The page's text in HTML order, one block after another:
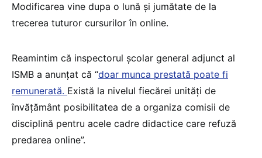
Modificarea vine dupa o lună și jumătate de la
trecerea tuturor cursurilor în online.
Reamintim că inspectorul școlar general adjunct al
ISMB a anunțat că “doar munca prestată poate fi
remunerată. Există la nivelul fiecărei unități de
învățământ posibilitatea de a organiza comisii de
disciplină pentru acele cadre didactice care refuză
predarea online”.